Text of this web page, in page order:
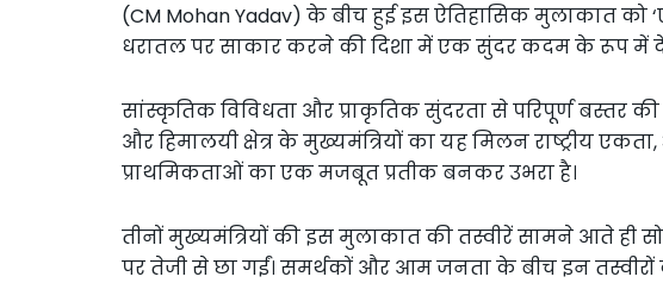
(CM Mohan Yadav) के बीच हुई इस ऐतिहासिक मुलाकात को
धरातल पर साकार करने की दिशा में एक सुंदर कदम के रूप में
सांस्कृतिक विविधता और प्राकृतिक सुंदरता से परिपूर्ण बस्तर की
और हिमालयी क्षेत्र के मुख्यमंत्रियों का यह मिलन राष्ट्रीय
प्राथमिकताओं का एक मजबूत प्रतीक बनकर उभरा है।
तीनों मुख्यमंत्रियों की इस मुलाकात की तस्वीरें सामने आते ही
पर तेजी से छा गईं। समर्थकों और आम जनता के बीच इन तस्वीरों